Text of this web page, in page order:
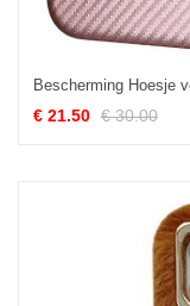
€ 21.50 € 30.00